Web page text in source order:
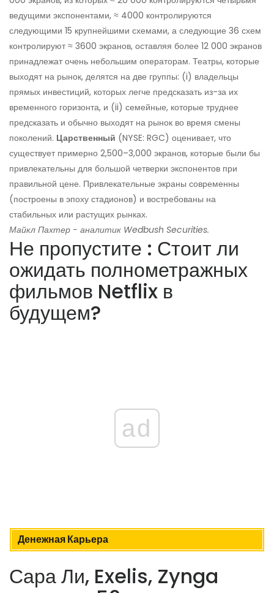
ведущими экспонентами, ≈ 4000 контролируются
следующими 15 крупнейшими схемами, а следующие 36 схем
контролируют ≈ 3600 экранов, оставляя более 12 000 экранов
принадлежат очень небольшим операторам. Театры, которые
выходят на рынок, делятся на две группы: (i) владельцы
прямых инвестиций, которых легче предсказать из-за их
временного горизонта, и (ii) семейные, которые труднее
предсказать и обычно выходят на рынок во время смены
поколений. Царственный (NYSE: RGC) оценивает, что
существует примерно 2,500–3,000 экранов, которые были бы
привлекательны для большой четверки экспонентов при
правильной цене. Привлекательные экраны современны
(построены в эпоху стадионов) и востребованы на
стабильных или растущих рынках.
Майкл Пахтер - аналитик Wedbush Securities.
Не пропустите : Стоит ли
ожидать полнометражных
фильмов Netflix в
будущем?
ad
Денежная Карьера
Сара Ли, Exelis, Zynga